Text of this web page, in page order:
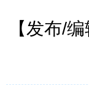
【发布/